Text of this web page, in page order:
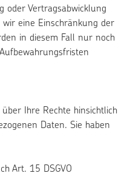
oder Vertragsabwicklung
eine Einschränkung der
in diesem Fall nur noch
Ihre Rechte hinsichtlich
Daten. Sie haben
Art. 15 DSGVO